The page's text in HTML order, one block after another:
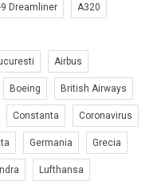
Dreamliner A320
Airbus
Boeing British Airways
Constanta Coronavirus
Germania Grecia
Lufthansa